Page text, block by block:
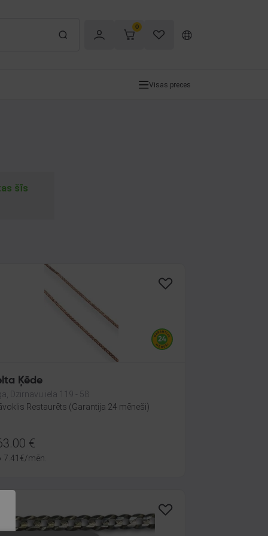
0
Visas preces
šīs
Ķēde
Dzirnavu iela 119 - 58
Restaurēts (Garantija 24 mēneši)
€
7.41 €/mēn.